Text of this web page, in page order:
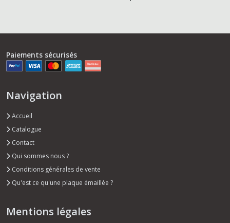
Paiements sécurisés
Navigation
Accueil
Catalogue
Contact
Qui sommes nous ?
Conditions générales de vente
Qu'est ce qu'une plaque émaillée ?
Mentions légales